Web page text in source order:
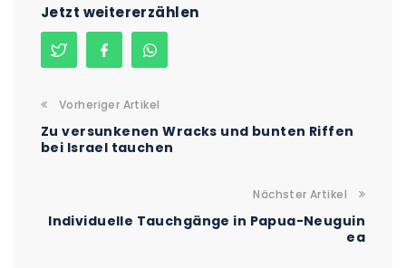
Jetzt weitererzählen
Vorheriger Artikel
Zu versunkenen Wracks und bunten Riffen
bei Israel tauchen
Nächster Artikel
Individuelle Tauchgänge in Papua-Neuguin
ea